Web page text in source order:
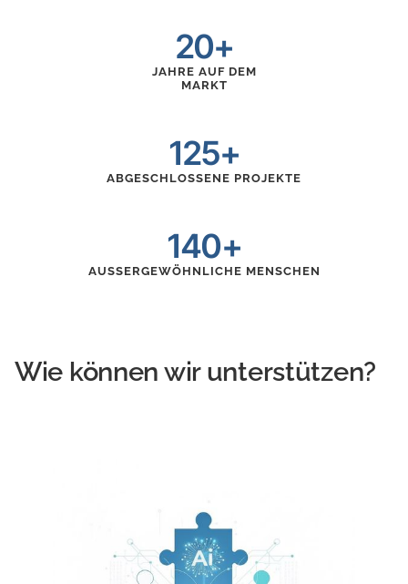
20+
JAHRE AUF DEM
MARKT
125+
ABGESCHLOSSENE PROJEKTE
140+
AUSSERGEWÖHNLICHE MENSCHEN
Wie können wir unterstützen?